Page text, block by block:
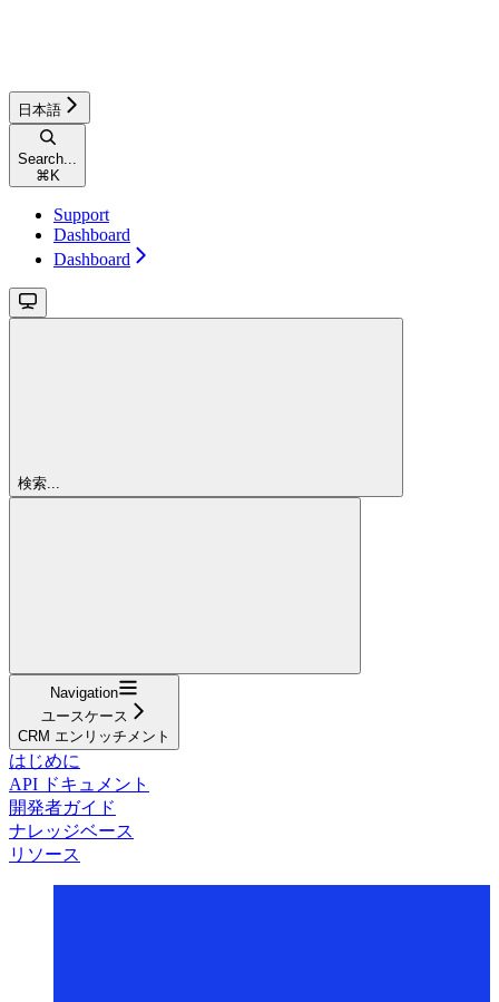
日本語
Search...
⌘ K
Support
Dashboard
Dashboard
検索...
Navigation
ユースケース
CRM エンリッチメント
はじめに
API ドキュメント
開発者ガイド
ナレッジベース
リソース